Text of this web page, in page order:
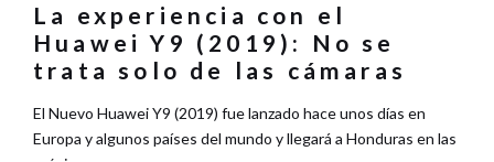
La experiencia con el
Huawei Y9 (2019): No se
trata solo de las cámaras
El Nuevo Huawei Y9 (2019) fue lanzado hace unos días en
Europa y algunos países del mundo y llegará a Honduras en las